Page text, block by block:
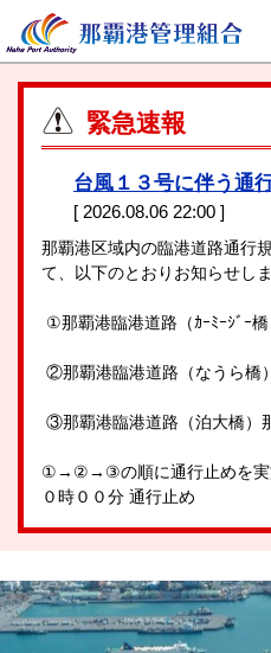
緊急速報
台風１３号に伴う通
[ 2026.08.06 22:00 ]
那覇港区域内の臨港道路通行
て、以下のとおりお知らせしま
①那覇港臨港道路（ｶｰﾐｰｼﾞｰ
②那覇港臨港道路（なうら橋
③那覇港臨港道路（泊大橋）
①→②→③の順に通行止めを実
０時００分 通行止め